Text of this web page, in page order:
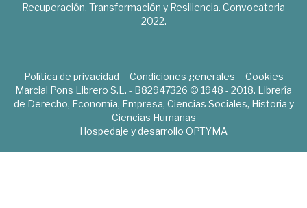
Recuperación, Transformación y Resiliencia. Convocatoria
2022.
Política de privacidad Condiciones generales
Cookies
Marcial Pons Librero S.L. - B82947326 © 1948 - 2018. Librería
de Derecho, Economía, Empresa, Ciencias Sociales, Historia y
Ciencias Humanas
Hospedaje y desarrollo OPTYMA